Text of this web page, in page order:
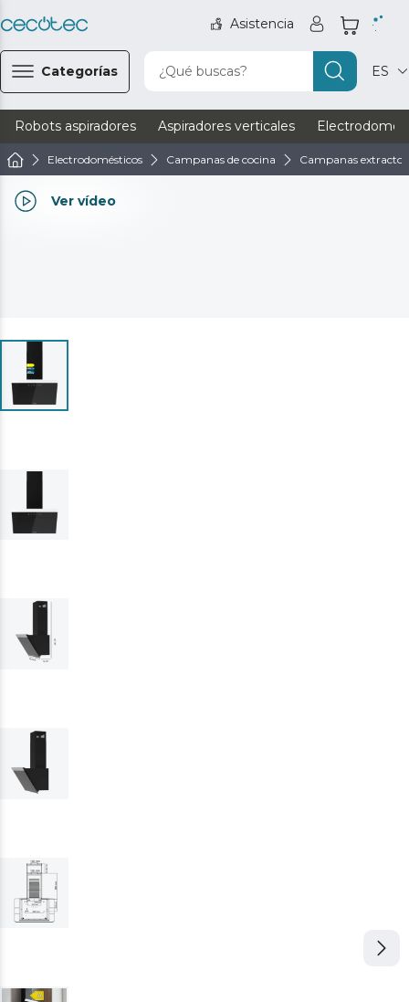
Asistencia
Categorías ¿Qué buscas? ES
Robots aspiradores Aspiradores verticales
Electrodomésticos Campanas de cocina Campanas
Ver vídeo